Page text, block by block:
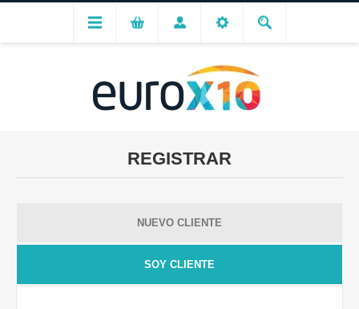
REGISTRAR
NUEVO CLIENTE
SOY CLIENTE